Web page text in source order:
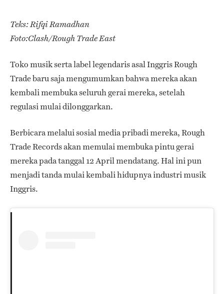
Teks: Rifqi Ramadhan
Foto:Clash/Rough Trade East
Toko musik serta label legendaris asal Inggris Rough
Trade baru saja mengumumkan bahwa mereka akan
kembali membuka seluruh gerai mereka, setelah
regulasi mulai dilonggarkan.
Berbicara melalui sosial media pribadi mereka, Rough
Trade Records akan memulai membuka pintu gerai
mereka pada tanggal 12 April mendatang. Hal ini pun
menjadi tanda mulai kembali hidupnya industri musik
Inggris.